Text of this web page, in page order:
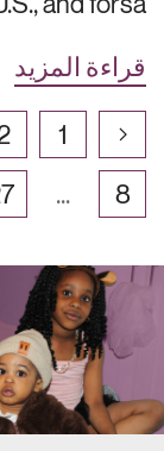
قراءة المزيد
1
8
...